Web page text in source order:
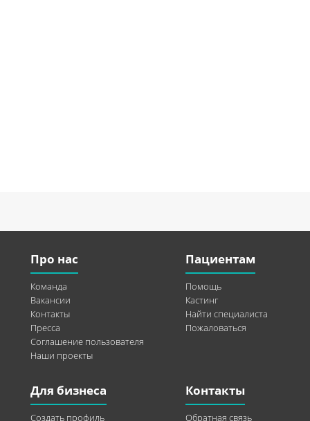
Про нас
Команда
Вакансии
Контакты
Пресса
Соглашение пользователя
Наши проекты
Пациентам
Помощь
Кастинг
Найти специалиста
Пожаловаться
Для бизнеса
Создать профиль
Контакты
Обратная связь